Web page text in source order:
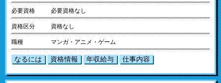
必要資格 必要資格なし
資格区分 資格なし
職種 マンガ・アニメ・ゲーム
なるには 資格情報 年収給与 仕事内容